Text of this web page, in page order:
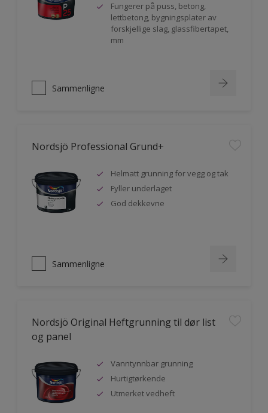
Fungerer på puss, betong,
lettbetong, bygningsplater av
forskjellige slag, glassfibertapet,
mm
Sammenligne
Nordsjö Professional Grund+
Helmatt grunning for vegg og tak
Fyller underlaget
God dekkevne
Sammenligne
Nordsjö Original Heftgrunning til dør list
og panel
Vanntynnbar grunning
Hurtigtørkende
Utmerket vedheft